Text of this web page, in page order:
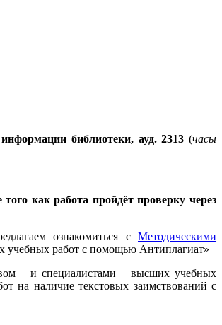
библиотеки, ауд. 2313 (часы
того как работа пройдёт проверку через
ознакомиться сМетодическими
учебных работ с помощью Антиплагиат»
и специалистами высших учебных
на наличие текстовых заимствований с